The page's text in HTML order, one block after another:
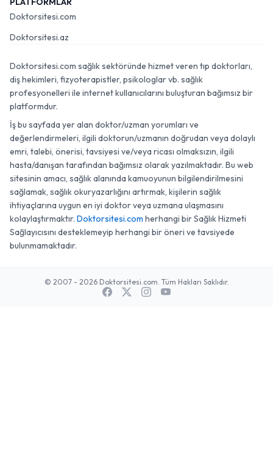
Doktorsitesi.com
Doktorsitesi.az
Doktorsitesi.com sağlık sektöründe hizmet veren tıp doktorları,
diş hekimleri, fizyoterapistler, psikologlar vb. sağlık
profesyonelleri ile internet kullanıcılarını buluşturan bağımsız bir
platformdur.
İş bu sayfada yer alan doktor/uzman yorumları ve
değerlendirmeleri, ilgili doktorun/uzmanın doğrudan veya dolaylı
emri, talebi, önerisi, tavsiyesi ve/veya ricası olmaksızın, ilgili
hasta/danışan tarafından bağımsız olarak yazılmaktadır. Bu web
sitesinin amacı, sağlık alanında kamuoyunun bilgilendirilmesini
sağlamak, sağlık okuryazarlığını artırmak, kişilerin sağlık
ihtiyaçlarına uygun en iyi doktor veya uzmana ulaşmasını
kolaylaştırmaktır. Doktorsitesi.com herhangi bir Sağlık Hizmeti
Sağlayıcısını desteklemeyip herhangi bir öneri ve tavsiyede
bulunmamaktadır.
© 2007 - 2026 Doktorsitesi.com. Tüm Hakları Saklıdır.